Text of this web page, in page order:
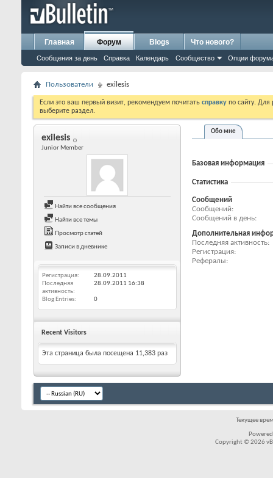
Главная Форум
Сообщения за день Справка Календарь Сообщество Опции
Blogs Что нового?
Пользователи exilesis
Если это ваш первый визит, рекомендуем почитать справку по сайту.
выберите раздел.
exilesis
Junior Member
Найти все сообщения
Найти все темы
Просмотр статей
Записи в дневнике
Регистрация
28.09.2011
Последняя
активность
28.09.2011 16:38
Blog Entries 0
Recent Visitors
Эта страница была посещена 11,383 раз
Обо мне
Базовая информация
Статистика
Сообщений
Сообщений
Сообщений в день
Дополнительная
Последняя активность
Регистрация
Рефералы
Текущее
Copyright © 2026